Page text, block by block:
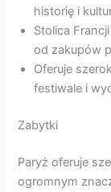
historię i
Stolica
od zakupów
Oferuje
festiwale i
Zabytki
Paryż oferuje
ogromnym